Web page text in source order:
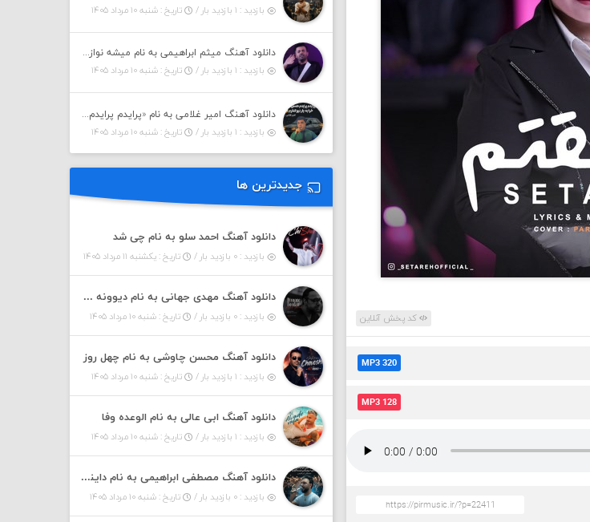
کد پخش آنلاین
MP3 320
MP3 128
بازدید : ۱ بازدید بار /
تاریخ : شنبه ۱۰ مرداد ۱۴۰۵
دانلود آهنگ میثم ابراهیمی به نام میشه نوازشم کنی غرق تو شم
بازدید : ۱ بازدید بار /
تاریخ : شنبه ۱۰ مرداد ۱۴۰۵
دانلود آهنگ امیر غلامی به نام «پرایدم پرایدم همش خرابه یار نیو کنارم دیگه پولی نداروم (ریمیکس اینستاگرام)»
بازدید : ۱ بازدید بار /
تاریخ : شنبه ۱۰ مرداد ۱۴۰۵
جدیدترین ها
دانلود آهنگ احمد سلو به نام چی شد
بازدید : ۰ بازدید بار / تاریخ : یکشنبه ۱۱ مرداد ۱۴۰۵
دانلود آهنگ مهدی جهانی به نام دیوونه بودم
بازدید : ۰ بازدید بار / تاریخ : شنبه ۱۰ مرداد ۱۴۰۵
دانلود آهنگ محسن چاوشی به نام چهل روز
بازدید : ۱ بازدید بار / تاریخ : شنبه ۱۰ مرداد ۱۴۰۵
دانلود آهنگ ابی عالی به نام الوعده وفا
بازدید : ۱ بازدید بار / تاریخ : شنبه ۱۰ مرداد ۱۴۰۵
دانلود آهنگ مصطفی ابراهیمی به نام داینی داینی جونم قربون پنج تیر پرونم
بازدید : ۰ بازدید بار / تاریخ : شنبه ۱۰ مرداد ۱۴۰۵